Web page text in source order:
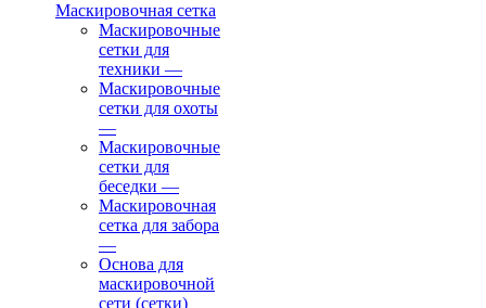
Маскировочная сетка
Маскировочные
сетки для
техники —
Маскировочные
сетки для охоты
—
Маскировочные
сетки для
беседки —
Маскировочная
сетка для забора
—
Основа для
маскировочной
сети (сетки)